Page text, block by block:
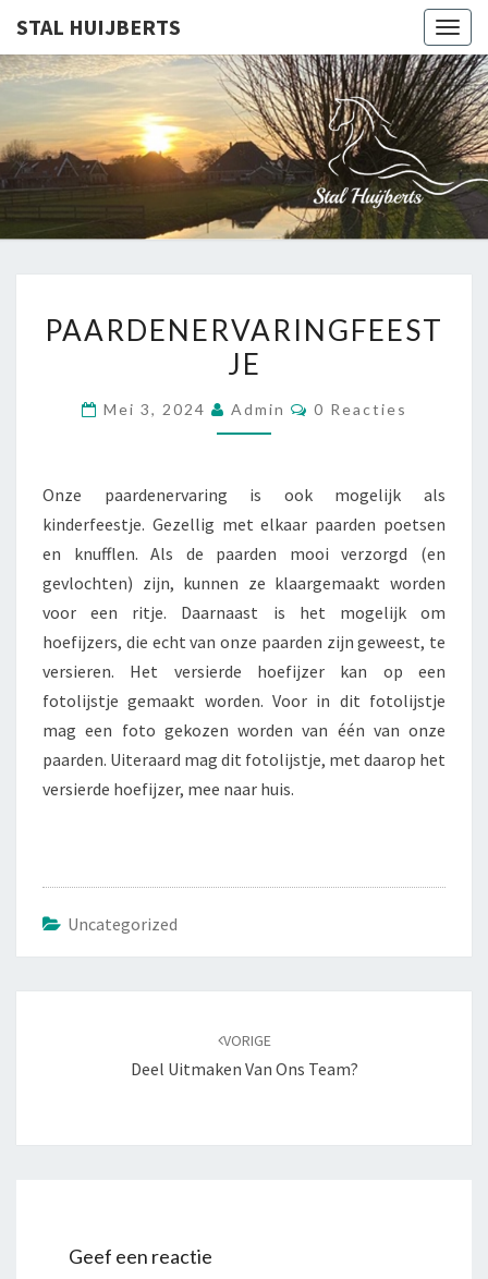
STAL HUIJBERTS
STAL
Paardrijden &
Paardenervaring
In Schagen –
Noord-Holland
PAARDENERVARINGFEEST
JE
Mei 3, 2024 Admin Reacties
0 Reacties
Onze paardenervaring is ook mogelijk als
kinderfeestje. Gezellig met elkaar paarden poetsen
en knufflen. Als de paarden mooi verzorgd (en
gevlochten) zijn, kunnen ze klaargemaakt worden
voor een ritje. Daarnaast is het mogelijk om
hoefijzers, die echt van onze paarden zijn geweest, te
versieren. Het versierde hoefijzer kan op een
fotolijstje gemaakt worden. Voor in dit fotolijstje
mag een foto gekozen worden van één van onze
paarden. Uiteraard mag dit fotolijstje, met daarop het
versierde hoefijzer, mee naar huis.
Uncategorized
VORIGE
Deel Uitmaken Van Ons Team?
Geef een reactie